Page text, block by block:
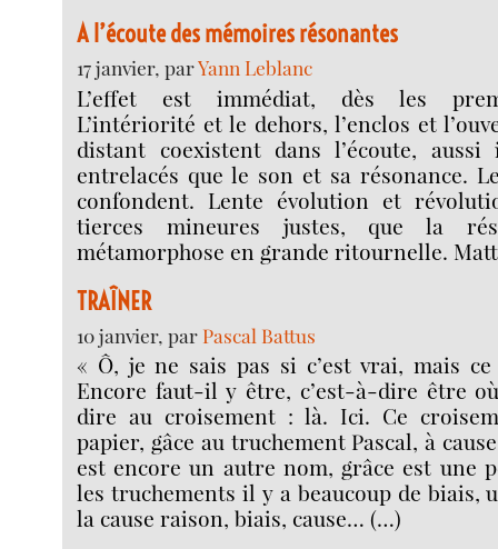
A l’écoute des mémoires résonantes
17 janvier, parYann Leblanc
L’effet est immédiat, dès les
L’intériorité et le dehors, l’enclos et
distant coexistent dans l’écoute, aussi
entrelacés que le son et sa résonance.
confondent. Lente évolution et
tierces mineures justes, que la
métamorphose en grande ritournelle.
TRAÎNER
10 janvier, par Pascal Battus
« Ô, je ne sais pas si c’est vrai, mais
Encore faut-il y être, c’est-à-dire être
dire au croisement : là. Ici. Ce
papier, gâce au truchement Pascal, à
est encore un autre nom, grâce est une
les truchements il y a beaucoup de biais,
la cause raison, biais, cause… (…)